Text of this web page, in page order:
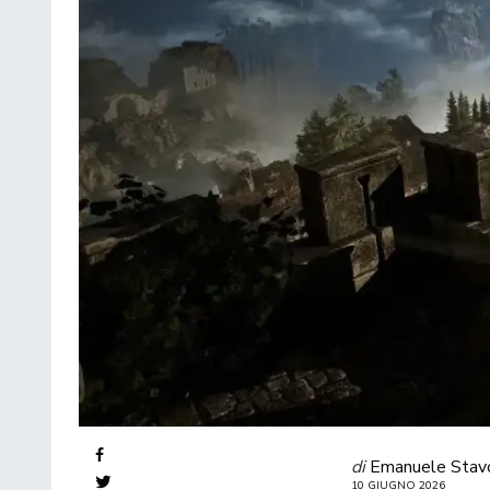
di Emanuele
10 GIUGNO 2026